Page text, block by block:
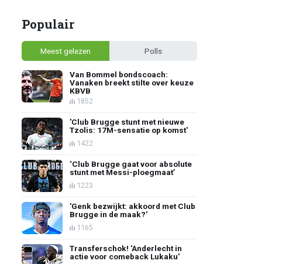
Populair
Meest gelezen Polls
Van Bommel bondscoach:
Vanaken breekt stilte over keuze
KBVB
1852
'Club Brugge stunt met nieuwe
Tzolis: 17M-sensatie op komst'
1422
‘Club Brugge gaat voor absolute
stunt met Messi-ploegmaat’
1223
'Genk bezwijkt: akkoord met Club
Brugge in de maak?'
1165
Transferschok! 'Anderlecht in
actie voor comeback Lukaku'